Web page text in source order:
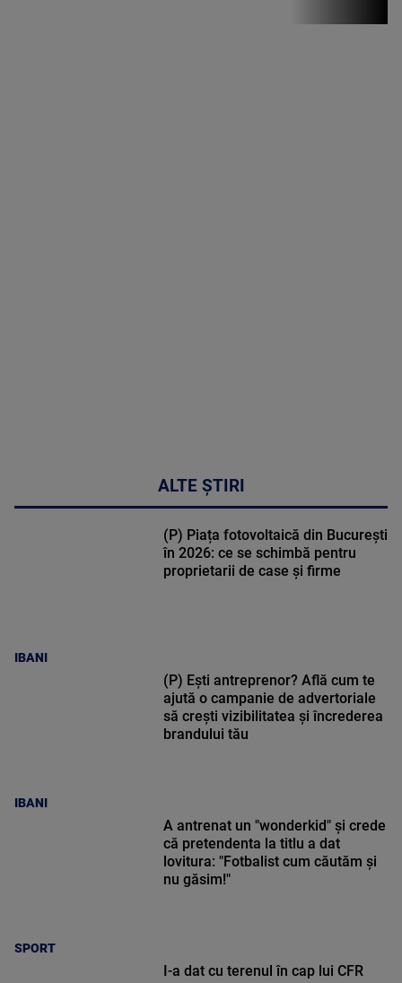
ALTE ȘTIRI
IBANI
(P) Piața fotovoltaică din București
în 2026: ce se schimbă pentru
proprietarii de case și firme
IBANI
(P) Ești antreprenor? Află cum te
ajută o campanie de advertoriale
să crești vizibilitatea și încrederea
brandului tău
SPORT
A antrenat un "wonderkid" și crede
că pretendenta la titlu a dat
lovitura: "Fotbalist cum căutăm și
nu găsim!"
I-a dat cu terenul în cap lui CFR